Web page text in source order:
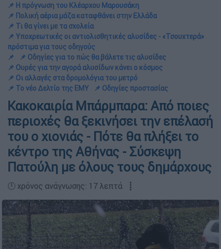
📌 Η πρόγνωση του Κλέαρχου Μαρουσάκη
📌 Πολική αέρια μάζα καταφθάνει στην Ελλάδα
📌 Τι θα γίνει με τα σχολεία
📌 Υποχρεωτικές οι αντιολισθητικές αλυσίδες - «Τσουχτερά»
πρόστιμα για τους οδηγούς
📌
📌 Οδηγίες για το πώς θα βάλετε τις αλυσίδες
📌 Ουρές για την αγορά αλυσίδων κάνει ο κόσμος
📌 Οι αλλαγές στα δρομολόγια του μετρό
📌 Το νέο Δελτίο της ΕΜΥ
📌 Οδηγίες προστασίας
Κακοκαιρία Μπάρμπαρα: Από ποιες
περιοχές θα ξεκινήσει την επέλασή
του ο χιονιάς - Πότε θα πλήξει το
κέντρο της Αθήνας - Σύσκεψη
Πατούλη με όλους τους δημάρχους
🕛 χρόνος ανάγνωσης: 17 λεπτά ┋